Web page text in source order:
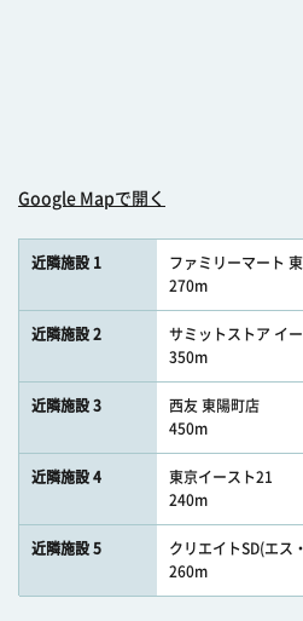
Google Mapで開く
近隣施設 1
ファミリーマート
270m
近隣施設 2
サミットストア イ
350m
近隣施設 3
西友 東陽町店
450m
近隣施設 4
東京イースト21
240m
近隣施設 5
クリエイトSD(エス
260m